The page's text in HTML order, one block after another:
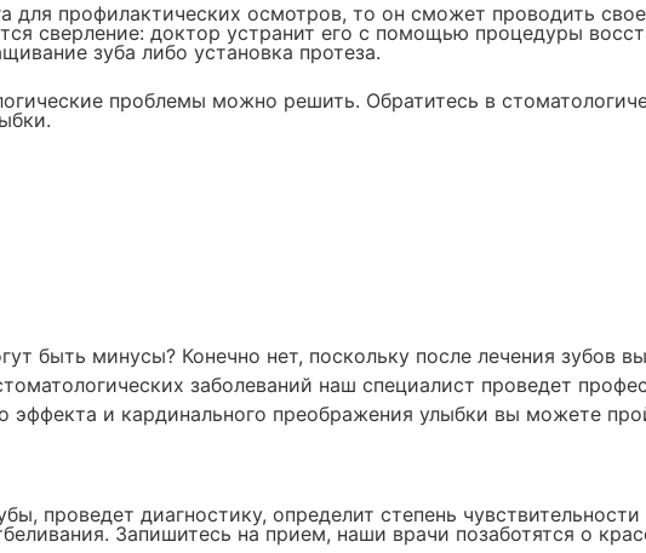
для профилактических осмотров, то он сможет проводить
сверление: доктор устранит его с помощью процедуры
зуба либо установка протеза.
проблемы можно решить. Обратитесь в
быть минусы? Конечно нет, поскольку после лечения зубов
заболеваний наш специалист проведет
эффекта и кардинального преображения улыбки вы можете
проведет диагностику, определит степень
Запишитесь на прием, наши врачи позаботятся о